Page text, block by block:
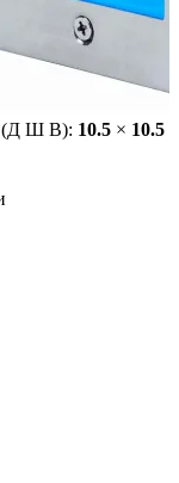
(Д Ш В): 10.5 × 10.5